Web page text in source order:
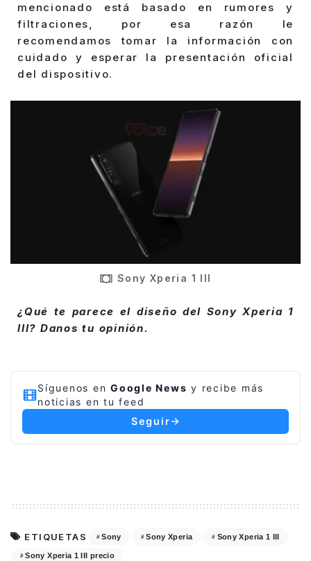
mencionado está basado en rumores y
filtraciones, por esa razón le
recomendamos tomar la información con
cuidado y esperar la presentación oficial
del dispositivo.
Sony Xperia 1 III
¿Qué te parece el diseño del Sony Xperia 1
III? Danos tu opinión.
Síguenos en Google News y recibe más
noticias en tu feed
Seguir
ETIQUETAS Sony Sony Xperia Sony Xperia 1 III
Sony Xperia 1 III precio